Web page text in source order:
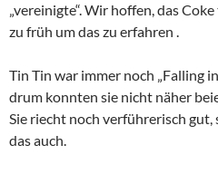
„vereinigte“. Wir hoffen, das
zu früh um das zu erfahren .
Tin Tin war immer noch „Falling
drum konnten sie nicht näher
Sie riecht noch verführerisch
das auch.